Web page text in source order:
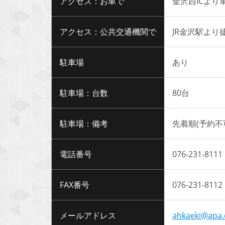
アクセス：公共交通機関で JR金沢駅より
駐車場 あり
駐車場：台数 80台
駐車場：備考 先着順(予約不
電話番号 076-231-8111
FAX番号 076-231-8112
メールアドレス